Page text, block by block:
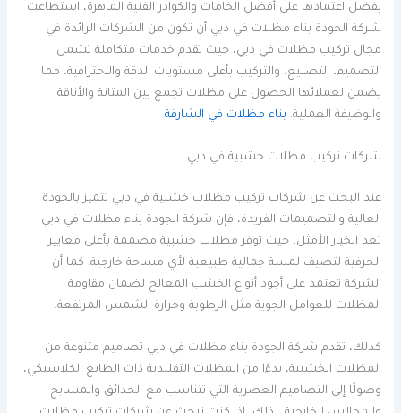
بفضل اعتمادها على أفضل الخامات والكوادر الفنية الماهرة، استطاعت
شركة الجودة بناء مظلات في دبي أن تكون من الشركات الرائدة في
مجال تركيب مظلات في دبي، حيث تقدم خدمات متكاملة تشمل
التصميم، التصنيع، والتركيب بأعلى مستويات الدقة والاحترافية، مما
يضمن لعملائها الحصول على مظلات تجمع بين المتانة والأناقة
والوظيفة العملية. بناء مظلات في الشارقة
شركات تركيب مظلات خشبية في دبي
عند البحث عن شركات تركيب مظلات خشبية في دبي تتميز بالجودة
العالية والتصميمات الفريدة، فإن شركة الجودة بناء مظلات في دبي
تعد الخيار الأمثل، حيث توفر مظلات خشبية مصممة بأعلى معايير
الحرفية لتضيف لمسة جمالية طبيعية لأي مساحة خارجية. كما أن
الشركة تعتمد على أجود أنواع الخشب المعالج لضمان مقاومة
المظلات للعوامل الجوية مثل الرطوبة وحرارة الشمس المرتفعة.
كذلك، تقدم شركة الجودة بناء مظلات في دبي تصاميم متنوعة من
المظلات الخشبية، بدءًا من المظلات التقليدية ذات الطابع الكلاسيكي،
وصولًا إلى التصاميم العصرية التي تتناسب مع الحدائق والمسابح